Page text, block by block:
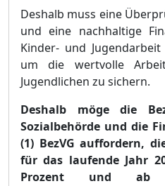
Deshalb muss eine Ü
und eine nachhaltige
Kinder- und Jugendarbeit
um die wertvolle
Jugendlichen zu sichern.
Deshalb möge die
Sozialbehörde und die
(1) BezVG auffordern, d
für das laufende Jahr
Prozent und ab